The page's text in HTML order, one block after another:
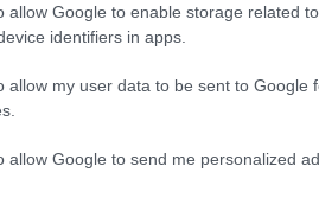
allow Google to enable storage related
identifiers in apps.
allow my user data to be sent to Google
allow Google to send me personalized